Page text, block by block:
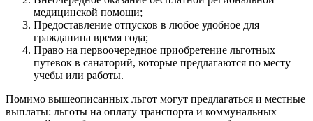
медицинской помощи;
Предоставление отпусков в любое удобное для
гражданина время года;
Право на первоочередное приобретение льготных
путевок в санаторий, которые предлагаются по месту
учебы или работы.
Помимо вышеописанных льгот могут предлагаться и местные
выплаты: льготы на оплату транспорта и коммунальных